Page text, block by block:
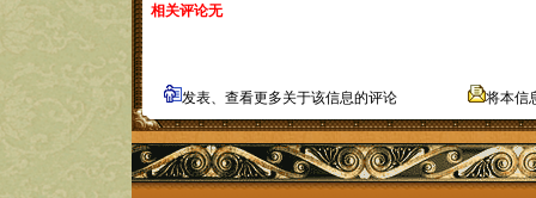
相关评论无
发表、查看更多关于该信息的评论 将本信